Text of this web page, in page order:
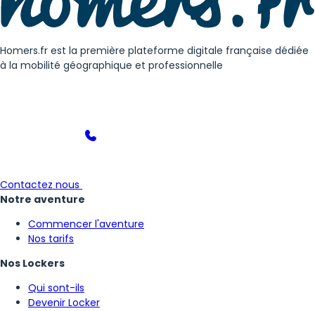
Homers.fr est la première plateforme digitale française dédiée
à la mobilité géographique et professionnelle
Contactez nous
Notre aventure
Commencer l'aventure
Nos tarifs
Nos Lockers
Qui sont-ils
Devenir Locker